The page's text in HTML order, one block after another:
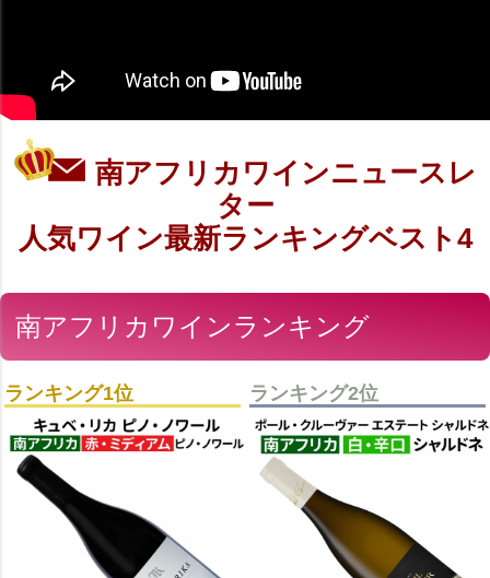
南アフリカワインニュースレ
ター
人気ワイン最新ランキングベスト4
南アフリカワインランキング
ランキング1位 ランキング2位